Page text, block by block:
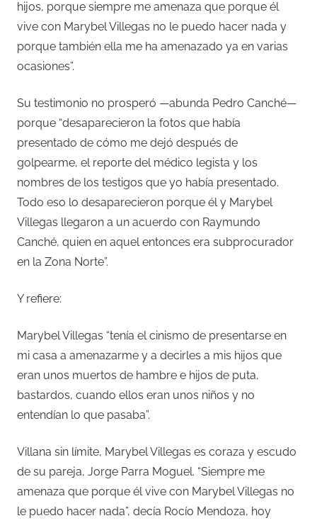
hijos, porque siempre me amenaza que porque él
vive con Marybel Villegas no le puedo hacer nada y
porque también ella me ha amenazado ya en varias
ocasiones”.
Su testimonio no prosperó —abunda Pedro Canché—
porque “desaparecieron la fotos que había
presentado de cómo me dejó después de
golpearme, el reporte del médico legista y los
nombres de los testigos que yo había presentado.
Todo eso lo desaparecieron porque él y Marybel
Villegas llegaron a un acuerdo con Raymundo
Canché, quien en aquel entonces era subprocurador
en la Zona Norte”.
Y refiere:
Marybel Villegas “tenía el cinismo de presentarse en
mi casa a amenazarme y a decirles a mis hijos que
eran unos muertos de hambre e hijos de puta,
bastardos, cuando ellos eran unos niños y no
entendían lo que pasaba”.
Villana sin límite, Marybel Villegas es coraza y escudo
de su pareja, Jorge Parra Moguel. “Siempre me
amenaza que porque él vive con Marybel Villegas no
le puedo hacer nada”, decía Rocío Mendoza, hoy